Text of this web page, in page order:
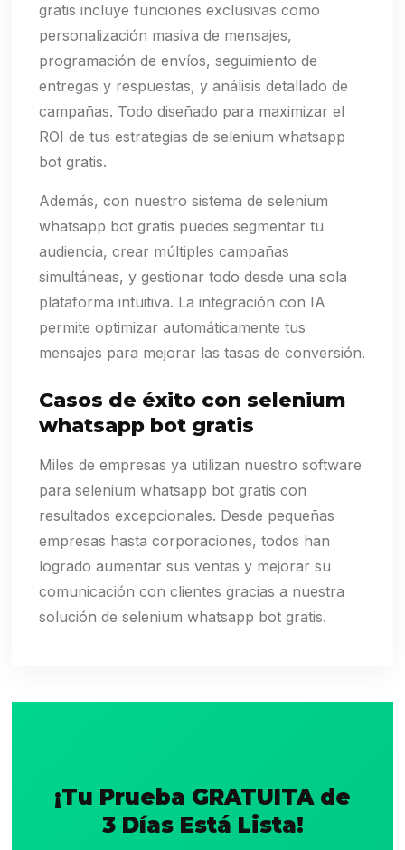
gratis incluye funciones exclusivas como
personalización masiva de mensajes,
programación de envíos, seguimiento de
entregas y respuestas, y análisis detallado de
campañas. Todo diseñado para maximizar el
ROI de tus estrategias de selenium whatsapp
bot gratis.
Además, con nuestro sistema de selenium
whatsapp bot gratis puedes segmentar tu
audiencia, crear múltiples campañas
simultáneas, y gestionar todo desde una sola
plataforma intuitiva. La integración con IA
permite optimizar automáticamente tus
mensajes para mejorar las tasas de conversión.
Casos de éxito con selenium
whatsapp bot gratis
Miles de empresas ya utilizan nuestro software
para selenium whatsapp bot gratis con
resultados excepcionales. Desde pequeñas
empresas hasta corporaciones, todos han
logrado aumentar sus ventas y mejorar su
comunicación con clientes gracias a nuestra
solución de selenium whatsapp bot gratis.
¡Tu Prueba GRATUITA de
3 Días Está Lista!